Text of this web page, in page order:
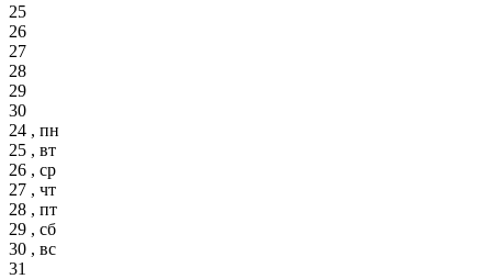
25
26
27
28
29
30
24 , пн
25 , вт
26 , ср
27 , чт
28 , пт
29 , сб
30 , вс
31